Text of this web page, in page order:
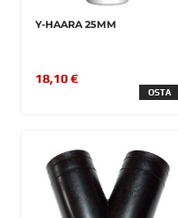
Y-HAARA 25MM
18,10 €
OSTA